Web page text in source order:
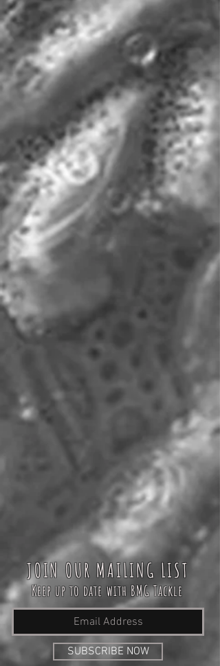
JOIN OUR MAILING LIST
Keep up to date with BMG Tackle
SUBSCRIBE NOW